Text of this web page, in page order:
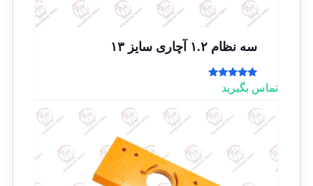
سه نظام ۱.۲ آچاری سایز ۱۳
امتیاز
5.00
تماس بگیرید